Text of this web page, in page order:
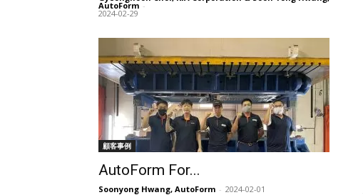
AutoForm -
2024-02-29
顧客事例
AutoForm For...
Soonyong Hwang, AutoForm - 2024-02-01